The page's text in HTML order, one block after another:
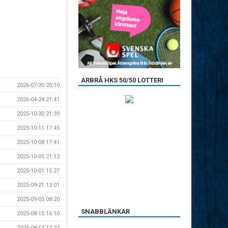
2026-07-30 20:10
2026-04-24 21:41
2025-10-30 21:39
2025-10-11 17:45
2025-10-08 17:41
2025-10-05 21:12
2025-10-01 15:27
2025-09-21 13:01
2025-09-05 08:20
2025-08-15 16:10
ARBRÅ HKS 50/50 LOTTERI
SNABBLÄNKAR